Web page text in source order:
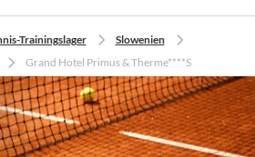
Trainingslager
Slowenien
Grand Hotel Primus & Therme****S